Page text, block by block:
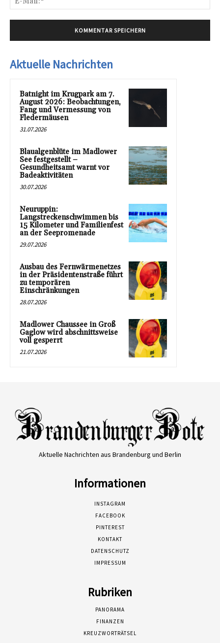
Aktuelle Nachrichten
Batnight im Krugpark am 7.
August 2026: Beobachtungen,
Fang und Vermessung von
Fledermäusen
31.07.2026
Blaualgenblüte im Madlower
See festgestellt –
Gesundheitsamt warnt vor
Badeaktivitäten
30.07.2026
Neuruppin:
Langstreckenschwimmen bis
15 Kilometer und Familienfest
an der Seepromenade
29.07.2026
Ausbau des Fernwärmenetzes
in der Präsidentenstraße führt
zu temporären
Einschränkungen
28.07.2026
Madlower Chaussee in Groß
Gaglow wird abschnittsweise
voll gesperrt
21.07.2026
Aktuelle Nachrichten aus Brandenburg und Berlin
Informationen
INSTAGRAM
FACEBOOK
PINTEREST
KONTAKT
DATENSCHUTZ
IMPRESSUM
Rubriken
PANORAMA
FINANZEN
KREUZWORTRÄTSEL